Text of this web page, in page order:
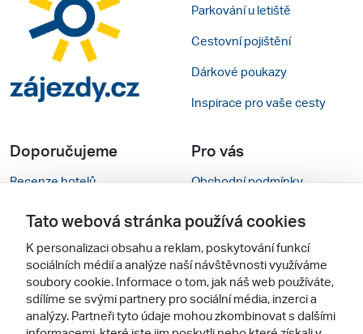
Parkování u letiště
Cestovní pojištění
Dárkové poukazy
Inspirace pro vaše cesty
Doporučujeme
Recenze hotelů
Rady na cestu
Cestovní kanceláře
Zájazdy.sk
Pro vás
Obchodní podmínky
Kontakty
Nastavení cookies
Mobilní verze webu
Sledujte nás
Tato webová stránka používá cookies
K personalizaci obsahu a reklam, poskytování funkcí
sociálních médií a analýze naší návštěvnosti využíváme
soubory cookie. Informace o tom, jak náš web používáte,
sdílíme se svými partnery pro sociální média, inzerci a
analýzy. Partneři tyto údaje mohou zkombinovat s dalšími